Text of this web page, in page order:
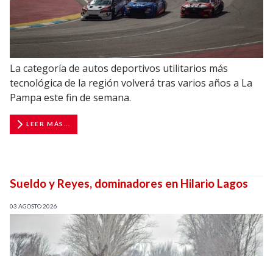
La categoría de autos deportivos utilitarios más
tecnológica de la región volverá tras varios años a La
Pampa este fin de semana.
LEER MÁS...
Sueldo y Reyes, dominadores en Hilario Lagos
03 AGOSTO 2026